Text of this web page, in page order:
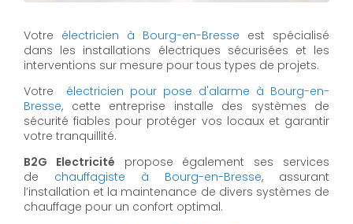
Votre électricien à Bourg-en-Bresse est spécialisé
dans les installations électriques sécurisées et les
interventions sur mesure pour tous types de projets.
Votre électricien pour pose d'alarme à Bourg-en-
Bresse, cette entreprise installe des systèmes de
sécurité fiables pour protéger vos locaux et garantir
votre tranquillité.
B2G Electricité propose également ses services
de chauffagiste à Bourg-en-Bresse, assurant
l’installation et la maintenance de divers systèmes de
chauffage pour un confort optimal.